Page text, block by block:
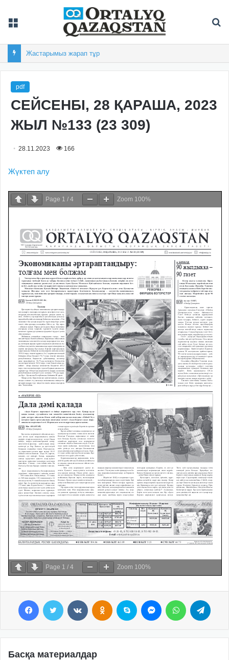
Жастарымыз жарап тұр
pdf
СЕЙСЕНБІ, 28 ҚАРАША, 2023
ЖЫЛ №133 (23 309)
28.11.2023 166
Жүктеп алу
Page 1 / 4 Zoom 100%
Page 1 / 4 Zoom 100%
Басқа материалдар